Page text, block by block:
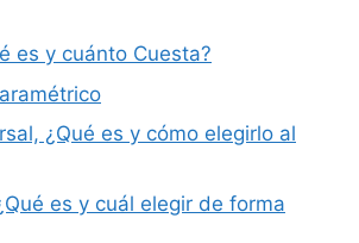
es y cuánto Cuesta?
¿Qué es y cómo elegirlo al
es y cuál elegir de forma